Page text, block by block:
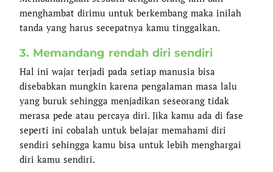
menghambat dirimu untuk berkembang maka inilah
tanda yang harus secepatnya kamu tinggalkan.
3. Memandang rendah diri sendiri
Hal ini wajar terjadi pada setiap manusia bisa
disebabkan mungkin karena pengalaman masa lalu
yang buruk sehingga menjadikan seseorang tidak
merasa pede atau percaya diri. Jika kamu ada di fase
seperti ini cobalah untuk belajar memahami diri
sendiri sehingga kamu bisa untuk lebih menghargai
diri kamu sendiri.